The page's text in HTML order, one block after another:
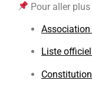
Pour aller
Liste